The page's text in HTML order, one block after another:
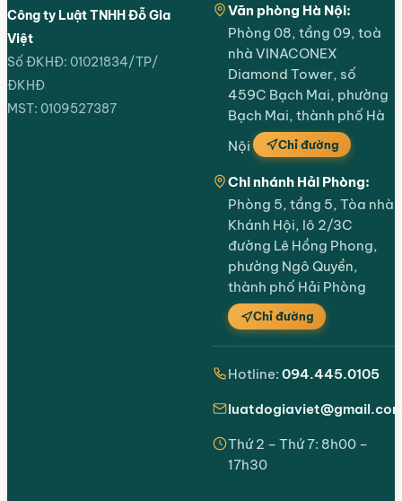
Công ty Luật TNHH Đỗ Gia
Việt
Số ĐKHĐ: 01021834/TP/
ĐKHĐ
MST: 0109527387
Văn phòng Hà Nội:
Phòng 08, tầng 09, toà
nhà VINACONEX
Diamond Tower, số
459C Bạch Mai, phường
Bạch Mai, thành phố Hà
Nội
Chỉ đường
Chi nhánh Hải Phòng:
Phòng 5, tầng 5, Tòa nhà
Khánh Hội, lô 2/3C
đường Lê Hồng Phong,
phường Ngô Quyền,
thành phố Hải Phòng
Chỉ đường
Hotline: 094.445.0105
Thứ 2 – Thứ 7: 8h00 –
17h30